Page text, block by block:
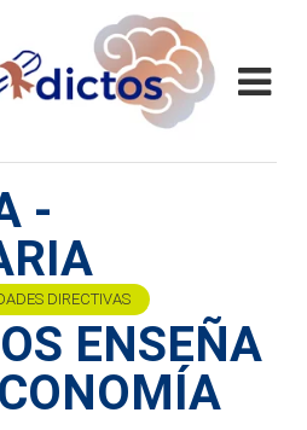
-
DIRECTIVAS
ENSEÑA